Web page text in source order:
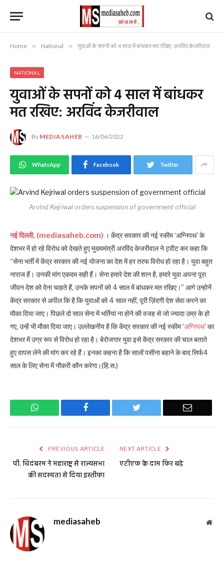
Home » National » युवाओं के सपनों को 4 साल में बांधकर मत रखिए: अरविंद केजरीवाल
NATIONAL
युवाओं के सपनों को 4 साल में बांधकर
मत रखिए: अरविंद केजरीवाल
By MEDIASAHEB 16/06/2022
WhatsApp Facebook Twitter
Arvind Kejriwal orders suspension of government official
नई दिल्ली, (mediasaheb.com) । केंद्र सरकार की नई स्कीम ‘अग्निपथ’ के
देशभर में हो रहे विरोध को देखते हुए मुख्यमंत्री अरविंद केजरीवाल ने ट्वीट कर कहा कि
“सेना भर्ती में केंद्र सरकार की नई योजना का देश में हर तरफ विरोध हो रहा है। युवा बहुत
नाराज हैं। उनकी मांग एकदम सही हैं। सेना हमारे देश की शान है, हमारे युवा अपना पूरा
जीवन देश को देना चाहते हैं, उनके सपनों को 4 साल में बांधकर मत रखिए।” आगे उन्होनें
केंद्र सरकार से अपील कि है कि युवाओं को 4 साल नहीं, पूरी ज़िंदगी देश सेवा करने का
मौका दिया जाए। पिछले दो साल सेना में भर्तियां ना होने की वजह से जो ज्यादा उम्र के हो
गए, उन्हें भी मौका दिया जाए। उल्लेखनीय है कि केंद्र सरकार की नई स्कीम ‘अग्निपथ’ का
देशभर में उग्र रूप से विरोध हो रहा है। बेरोजगार युवा इसे केंद्र सरकार की चाल बताते
हुए वापस लेने की मांग कर रहे हैं। इनका कहना है कि सालों पसीना बहाने के बाद सिर्फ4
साल के लिए सेना में नौकरी कौन करेगा।(हि.स.)
WhatsApp Facebook Twitter Email
PREVIOUS ARTICLE
पी. चिदंबरम ने महाराष्ट्र से राज्यसभा
की सदस्यता से दिया इस्तीफा
NEXT ARTICLE
एटीएफ के दाम फिर बढ़े
mediasaheb